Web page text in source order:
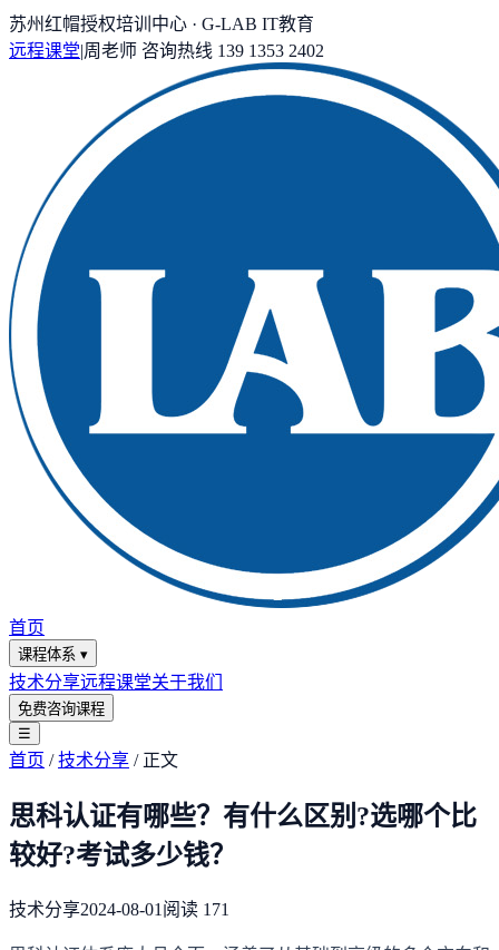
苏州红帽授权培训中心 · G-LAB IT教育
远程课堂|周老师 咨询热线 139 1353 2402
首页
课程体系 ▾
技术分享远程课堂关于我们
免费咨询课程
☰
首页 /技术分享 / 正文
思科认证有哪些？有什么区别?选哪个比
较好?考试多少钱？
技术分享2024-08-01 阅读 171